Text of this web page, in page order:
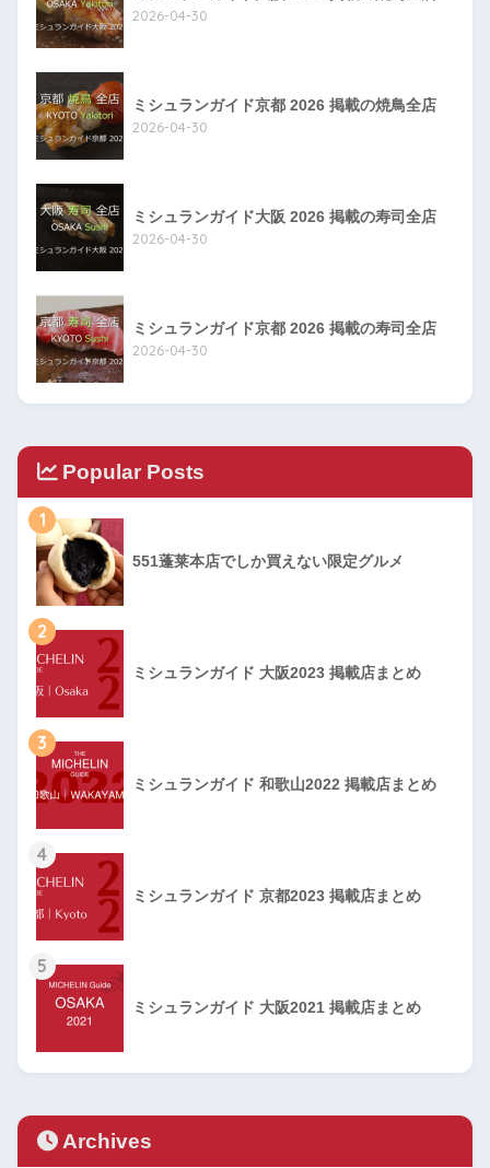
2026-04-30
ミシュランガイド京都 2026 掲載の焼鳥全店
2026-04-30
ミシュランガイド大阪 2026 掲載の寿司全店
2026-04-30
ミシュランガイド京都 2026 掲載の寿司全店
2026-04-30
Popular Posts
1
551蓬莱本店でしか買えない限定グルメ
2
ミシュランガイド 大阪2023 掲載店まとめ
3
ミシュランガイド 和歌山2022 掲載店まとめ
4
ミシュランガイド 京都2023 掲載店まとめ
5
ミシュランガイド 大阪2021 掲載店まとめ
Archives